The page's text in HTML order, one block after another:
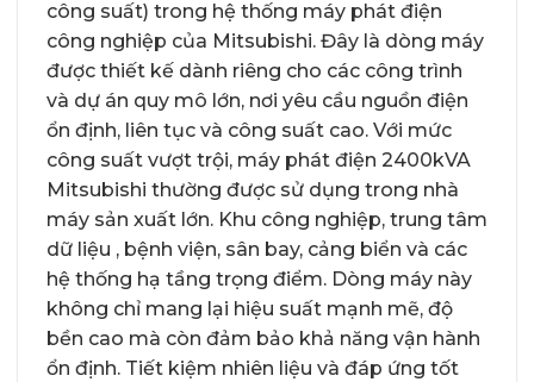
công suất) trong hệ thống máy phát điện
công nghiệp của Mitsubishi. Đây là dòng máy
được thiết kế dành riêng cho các công trình
và dự án quy mô lớn, nơi yêu cầu nguồn điện
ổn định, liên tục và công suất cao. Với mức
công suất vượt trội, máy phát điện 2400kVA
Mitsubishi thường được sử dụng trong nhà
máy sản xuất lớn. Khu công nghiệp, trung tâm
dữ liệu , bệnh viện, sân bay, cảng biển và các
hệ thống hạ tầng trọng điểm. Dòng máy này
không chỉ mang lại hiệu suất mạnh mẽ, độ
bền cao mà còn đảm bảo khả năng vận hành
ổn định. Tiết kiệm nhiên liệu và đáp ứng tốt